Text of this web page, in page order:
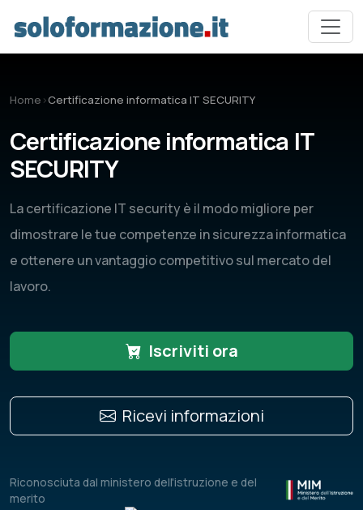
Home ›Certificazione informatica IT SECURITY
Certificazione informatica IT
SECURITY
La certificazione IT security è il modo migliore per
dimostrare le tue competenze in sicurezza informatica
e ottenere un vantaggio competitivo sul mercato del
lavoro.
Iscriviti ora
Ricevi informazioni
Riconosciuta dal ministero dell'istruzione e del
merito